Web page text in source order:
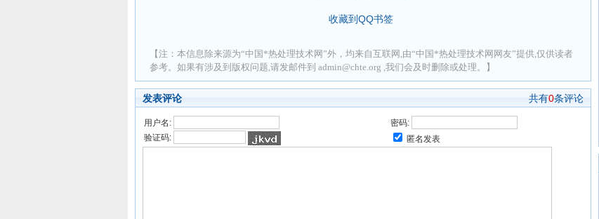
收藏到QQ书签
【注：本信息除来源为“中国*热处理技术网”外，均来自互联网,由“中国*热处理技术网网友”提供,仅供读者
参考。如果有涉及到版权问题,请发邮件到 admin@chte.org ,我们会及时删除或处理。】
发表评论 共有0条评论
用户名:
密码:
验证码:
匿名发表